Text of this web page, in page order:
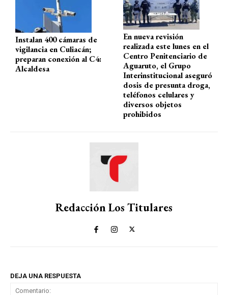
k
Instalan 400 cámaras de
vigilancia en Culiacán;
preparan conexión al C4:
Alcaldesa
En nueva revisión
realizada este lunes en el
Centro Penitenciario de
Aguaruto, el Grupo
Interinstitucional aseguró
dosis de presunta droga,
teléfonos celulares y
diversos objetos
prohibidos
Redacción Los Titulares
DEJA UNA RESPUESTA